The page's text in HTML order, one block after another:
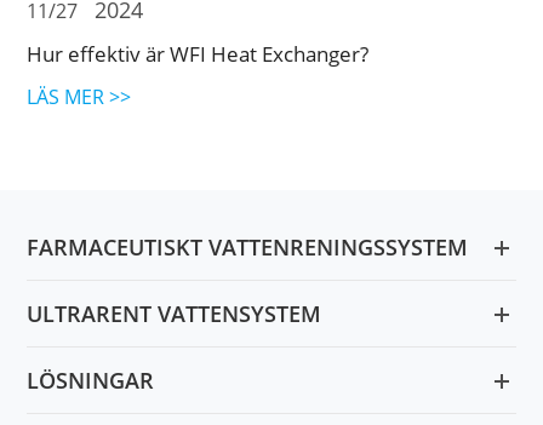
11/27 2024
Hur effektiv är WFI Heat Exchanger?
LÄS MER >>
FARMACEUTISKT VATTENRENINGSSYSTEM
ULTRARENT VATTENSYSTEM
LÖSNINGAR